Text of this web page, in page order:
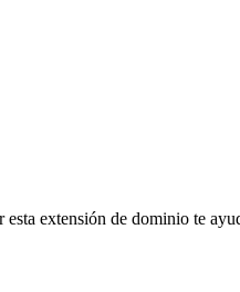
extensión de dominio te